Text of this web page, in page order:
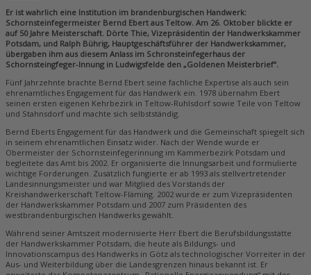
Er ist wahrlich eine Institution im brandenburgischen Handwerk:
Schornsteinfegermeister Bernd Ebert aus Teltow. Am 26. Oktober blickte er
auf 50 Jahre Meisterschaft. Dörte Thie, Vizepräsidentin der Handwerkskammer
Potsdam, und Ralph Bührig, Hauptgeschäftsführer der Handwerkskammer,
übergaben ihm aus diesem Anlass im Schronsteinfegerhaus der
Schornsteingfeger-Innung in Ludwigsfelde den „Goldenen Meisterbrief“.
Fünf Jahrzehnte brachte Bernd Ebert seine fachliche Expertise als auch sein
ehrenamtliches Engagement für das Handwerk ein. 1978 übernahm Ebert
seinen ersten eigenen Kehrbezirk in Teltow-Ruhlsdorf sowie Teile von Teltow
und Stahnsdorf und machte sich selbstständig.
Bernd Eberts Engagement für das Handwerk und die Gemeinschaft spiegelt sich
in seinem ehrenamtlichen Einsatz wider. Nach der Wende wurde er
Obermeister der Schornsteinfegerinnung im Kammerbezirk Potsdam und
begleitete das Amt bis 2002. Er organisierte die Innungsarbeit und formulierte
wichtige Forderungen. Zusätzlich fungierte er ab 1993 als stellvertretender
Landesinnungsmeister und war Mitglied des Vorstands der
Kreishandwerkerschaft Teltow-Fläming. 2002 wurde er zum Vizepräsidenten
der Handwerkskammer Potsdam und 2007 zum Präsidenten des
westbrandenburgischen Handwerks gewählt.
Während seiner Amtszeit modernisierte Herr Ebert die Berufsbildungsstätte
der Handwerkskammer Potsdam, die heute als Bildungs- und
Innovationscampus des Handwerks in Götz als technologischer Vorreiter in der
Aus- und Weiterbildung über die Landesgrenzen hinaus bekannt ist. Er